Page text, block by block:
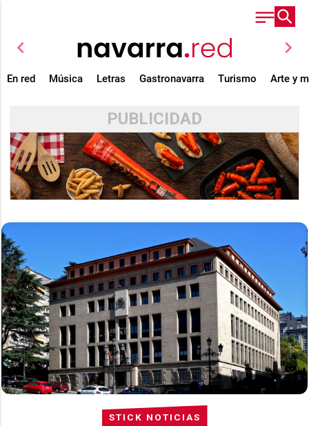
chevron_left chevron_right
En red Música Letras Gastronavarra Turismo Arte y
PUBLICIDAD
STICK NOTICIAS